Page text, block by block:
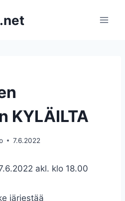
KYLÄILTA
7.6.2022
akl. klo 18.00
järjestää